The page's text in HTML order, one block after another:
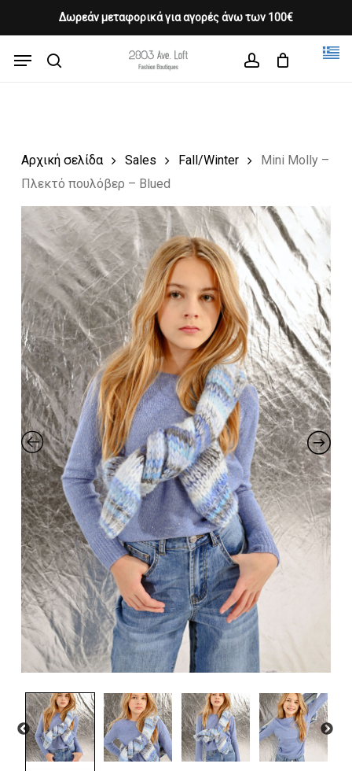
Δωρεάν μεταφορικά για αγορές άνω των 100€
content
Menu
Cart CLOSE
CART
Αρχική σελίδα Sales Fall/Winter
Mini Molly –
Πλεκτό πουλόβερ – Blued
Close